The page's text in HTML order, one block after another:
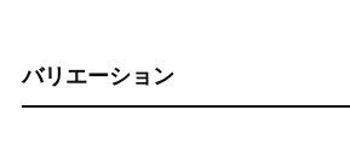
バリエーション